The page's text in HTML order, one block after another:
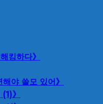
킹하다》
야 쓸모 있어》
》